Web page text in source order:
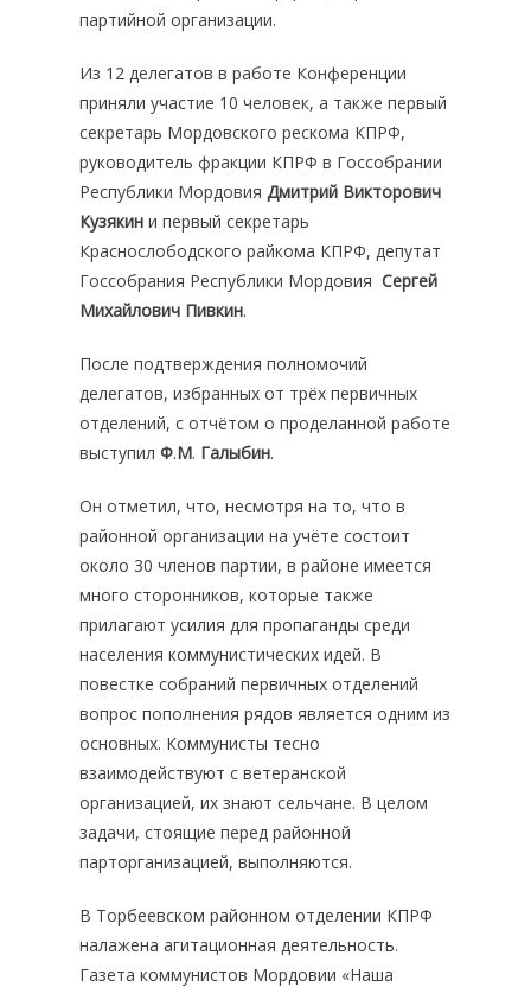
партийной организации.
Из 12 делегатов в работе Конференции
приняли участие 10 человек, а также первый
секретарь Мордовского рескома КПРФ,
руководитель фракции КПРФ в Госсобрании
Республики МордовияДмитрий Викторович
Кузякин и первый секретарь
Краснослободского райкома КПРФ, депутат
Госсобрания Республики МордовияСергей
Михайлович Пивкин.
После подтверждения полномочий
делегатов, избранных от трёх первичных
отделений, с отчётом о проделанной работе
выступил Ф.М. Галыбин.
Он отметил, что, несмотря на то, что в
районной организации на учёте состоит
около 30 членов партии, в районе имеется
много сторонников, которые также
прилагают усилия для пропаганды среди
населения коммунистических идей. В
повестке собраний первичных отделений
вопрос пополнения рядов является одним из
основных. Коммунисты тесно
взаимодействуют с ветеранской
организацией, их знают сельчане. В целом
задачи, стоящие перед районной
парторганизацией, выполняются.
В Торбеевском районном отделении КПРФ
налажена агитационная деятельность.
Газета коммунистов Мордовии «Наша